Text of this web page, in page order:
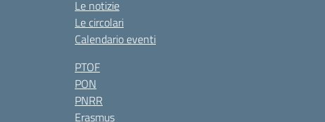
Le notizie
Le circolari
Calendario eventi
PTOF
PON
PNRR
Erasmus